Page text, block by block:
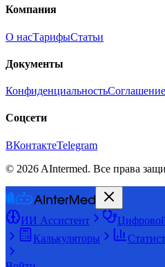
Компания
О насТарифыСтатьи
Документы
КонфиденциальностьСоглашение
Соцсети
ВКонтактеTelegram
© 2026 AIntermed. Все права
ИИ Ассистент
Калькуляторы